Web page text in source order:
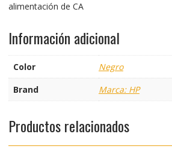
alimentación de CA
Información adicional
Color
Negro
Brand
Marca: HP
Productos relacionados